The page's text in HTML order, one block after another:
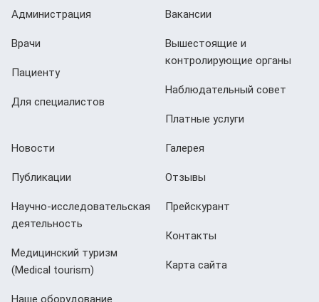
Администрация
Врачи
Пациенту
Для специалистов
Вакансии
Вышестоящие и
контролирующие органы
Наблюдательный совет
Платные услуги
Новости
Публикации
Научно-исследовательская
деятельность
Медицинский туризм
(Мedical tourism)
Наше оборудование
Галерея
Отзывы
Прейскурант
Контакты
Карта сайта